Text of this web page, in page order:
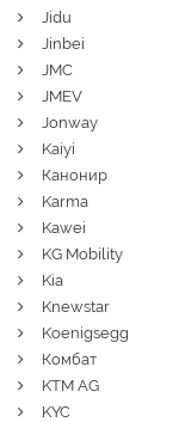
Jidu
Jinbei
JMC
JMEV
Jonway
Kaiyi
Канонир
Karma
Kawei
KG Mobility
Kia
Knewstar
Koenigsegg
Комбат
KTM AG
KYC